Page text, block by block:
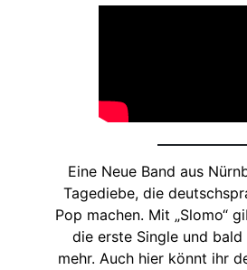
Eine Neue Band aus
Tagediebe, die
Pop machen. Mit „Slomo“
die erste Single und
mehr. Auch hier könnt ihr